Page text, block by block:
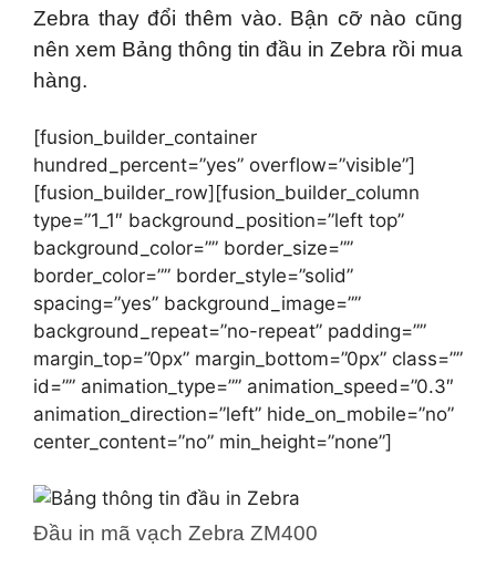
Zebra thay đổi thêm vào. Bận cỡ nào cũng
nên xem Bảng thông tin đầu in Zebra rồi mua
hàng.
[fusion_builder_container
hundred_percent=”yes” overflow=”visible”]
[fusion_builder_row][fusion_builder_column
type=”1_1″ background_position=”left top”
background_color=”” border_size=””
border_color=”” border_style=”solid”
spacing=”yes” background_image=””
background_repeat=”no-repeat” padding=””
margin_top=”0px” margin_bottom=”0px” class=””
id=”” animation_type=”” animation_speed=”0.3″
animation_direction=”left” hide_on_mobile=”no”
center_content=”no” min_height=”none”]
Đầu in mã vạch Zebra ZM400